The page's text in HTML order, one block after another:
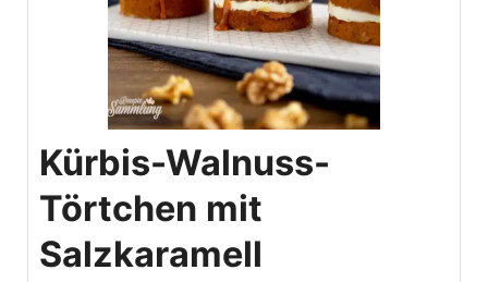
Kürbis-Walnuss-
Törtchen mit
Salzkaramell